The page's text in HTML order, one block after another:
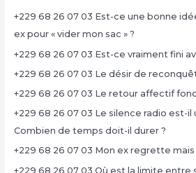
+229 68 26 07 03 Est-ce une bonne
ex pour « vider mon sac » ?
+229 68 26 07 03 Est-ce vraiment fini
+229 68 26 07 03 Le désir de
+229 68 26 07 03 Le retour affectif
+229 68 26 07 03 Le silence radio est-
Combien de temps doit-il durer ?
+229 68 26 07 03 Mon ex regrette
+229 68 26 07 03 Où est la limite